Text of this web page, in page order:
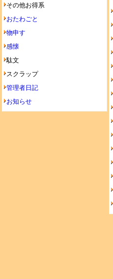
その他お得系
おたわごと
物申す
感懐
駄文
スクラップ
管理者日記
お知らせ